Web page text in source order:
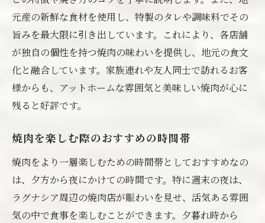
蒲郡市でしか味わえない焼肉の魅力
元産の新鮮な食材を使用し、特製のタレや調味料でその
旨みを最大限に引き出しています。これにより、各店舗
が独自の個性を持つ焼肉の味わいを提供し、地元の食文
化と融合しています。家族連れや友人同士で訪れるお客
様からも、アットホームな雰囲気と美味しい焼肉が心に
残ると好評です。
焼肉を楽しむ際のおすすめの時間帯
焼肉をより一層楽しむための時間帯としておすすめなの
は、夕方から夜にかけての時間です。特に週末の夜は、
ラグナシア周辺の焼肉店が賑わいを見せ、活気ある雰囲
気の中で食事を楽しむことができます。夕暮れ時から